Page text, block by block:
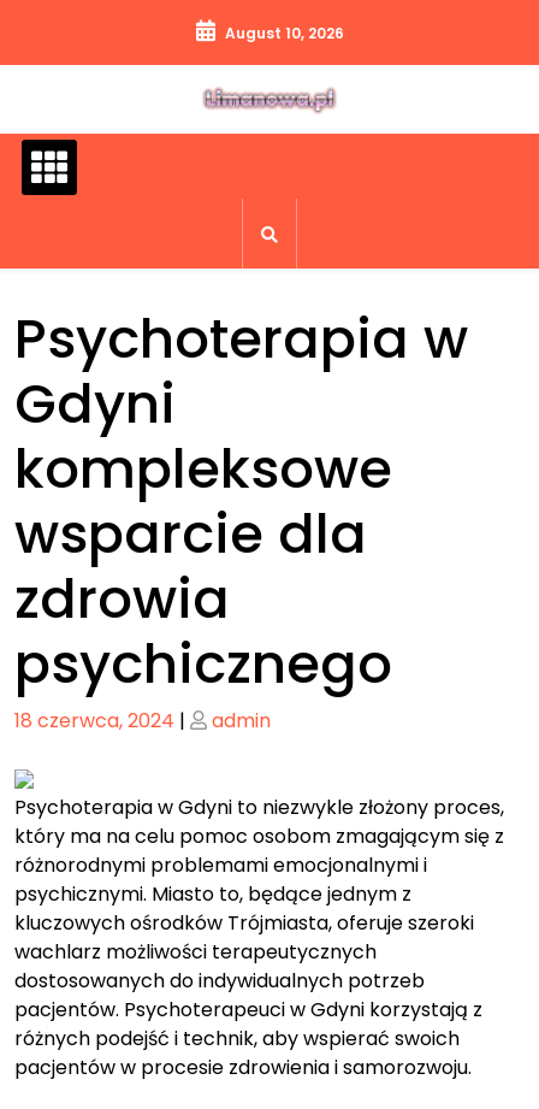
content
August 10, 2026
Psychoterapia w
Gdyni
kompleksowe
wsparcie dla
zdrowia
psychicznego
Posted
18 czerwca, 2024 | Posted
admin
Psychoterapia w Gdyni to niezwykle złożony proces,
który ma na celu pomoc osobom zmagającym się z
różnorodnymi problemami emocjonalnymi i
psychicznymi. Miasto to, będące jednym z
kluczowych ośrodków Trójmiasta, oferuje szeroki
wachlarz możliwości terapeutycznych
dostosowanych do indywidualnych potrzeb
pacjentów. Psychoterapeuci w Gdyni korzystają z
różnych podejść i technik, aby wspierać swoich
pacjentów w procesie zdrowienia i samorozwoju.